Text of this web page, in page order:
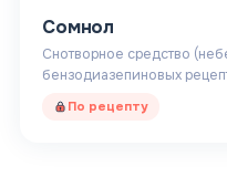
Сомнол
Снотворное средство
бензодиазепиновых
По рецепту